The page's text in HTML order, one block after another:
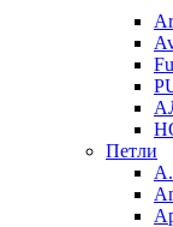
Петли